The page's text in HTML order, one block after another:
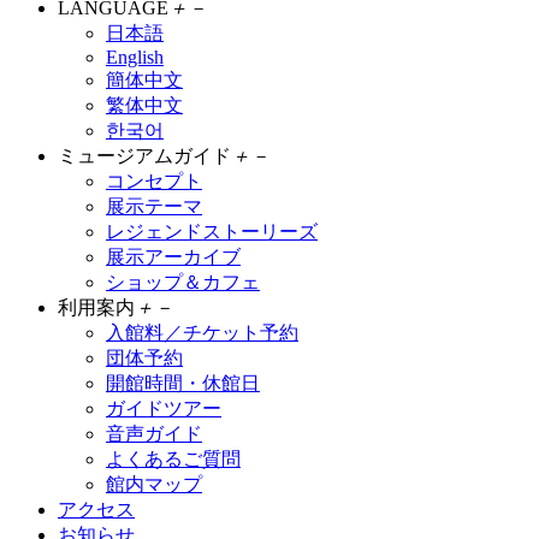
LANGUAGE ＋ －
日本語
English
簡体中文
繁体中文
한국어
ミュージアムガイド ＋ －
コンセプト
展示テーマ
レジェンドストーリーズ
展示アーカイブ
ショップ＆カフェ
利用案内 ＋ －
入館料／チケット予約
団体予約
開館時間・休館日
ガイドツアー
音声ガイド
よくあるご質問
館内マップ
アクセス